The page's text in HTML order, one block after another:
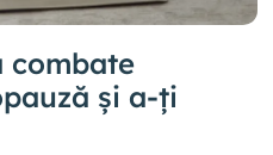
combate
și a-ți